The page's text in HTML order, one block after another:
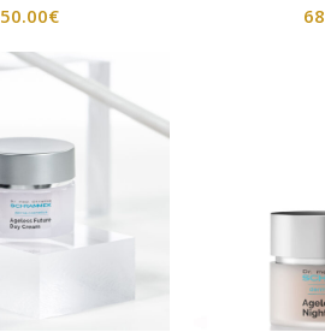
50.00€